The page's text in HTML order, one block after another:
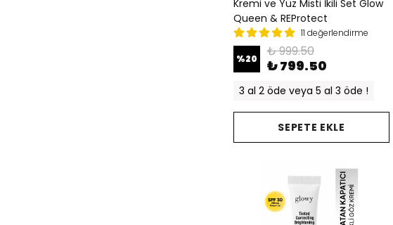
Kremi ve Yüz Misti İkili Set Glow
Queen & REProtect
11 değerlendirme
%20 ₺ 999.50
₺ 799.50
3 al 2 öde veya 5 al 3 öde !
SEPETE EKLE